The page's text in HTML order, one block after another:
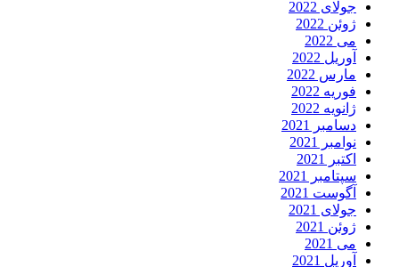
جولای 2022
ژوئن 2022
می 2022
آوریل 2022
مارس 2022
فوریه 2022
ژانویه 2022
دسامبر 2021
نوامبر 2021
اکتبر 2021
سپتامبر 2021
آگوست 2021
جولای 2021
ژوئن 2021
می 2021
آوریل 2021